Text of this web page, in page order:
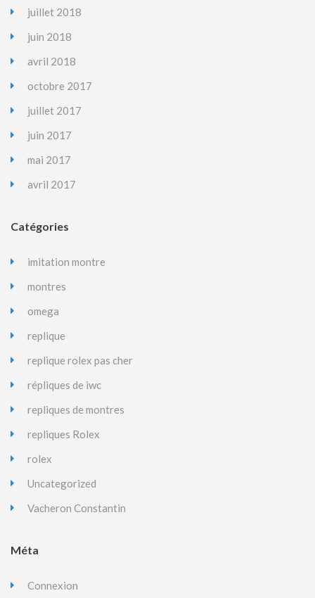
juillet 2018
juin 2018
avril 2018
octobre 2017
juillet 2017
juin 2017
mai 2017
avril 2017
Catégories
imitation montre
montres
omega
replique
replique rolex pas cher
répliques de iwc
repliques de montres
repliques Rolex
rolex
Uncategorized
Vacheron Constantin
Méta
Connexion